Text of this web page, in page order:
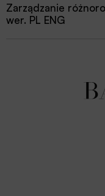
Zarządzanie
wer. PL ENG